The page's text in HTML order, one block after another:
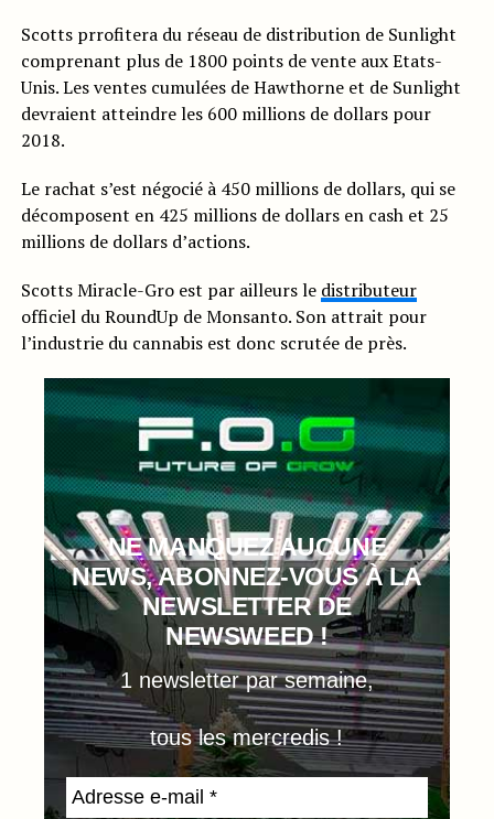
Scotts prrofitera du réseau de distribution de Sunlight
comprenant plus de 1800 points de vente aux Etats-
Unis. Les ventes cumulées de Hawthorne et de Sunlight
devraient atteindre les 600 millions de dollars pour
2018.
Le rachat s’est négocié à 450 millions de dollars, qui se
décomposent en 425 millions de dollars en cash et 25
millions de dollars d’actions.
Scotts Miracle-Gro est par ailleurs le distributeur
officiel du RoundUp de Monsanto. Son attrait pour
l’industrie du cannabis est donc scrutée de près.
NE MANQUEZ AUCUNE
NEWS, ABONNEZ-VOUS À LA
NEWSLETTER DE
NEWSWEED !
1 newsletter par semaine,
tous les mercredis !